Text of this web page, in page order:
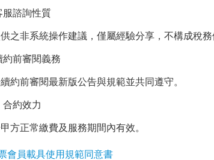
諮詢性質
之非系統操作建議，僅屬經驗分享，不構成稅務
前審閱義務
約前審閱最新版公告與規範並共同遵守。
約效力
方正常繳費及服務期間內有效。
會員載具使用規範同意書